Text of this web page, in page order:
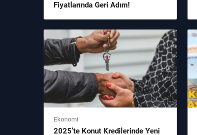
Fiyatlarında Geri Adım!
Ekonomi
2025’te Konut Kredilerinde Yeni